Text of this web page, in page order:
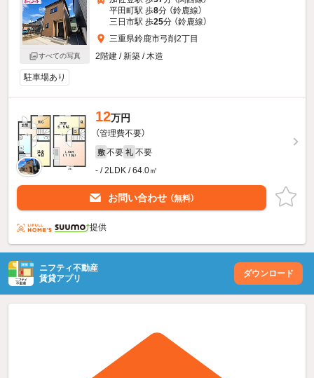
すべての写真
平田町駅 歩8分 （鈴鹿線）
三日市駅 歩25分 （鈴鹿線）
三重県鈴鹿市弓削2丁目
2階建 / 新築 / 木造
駐車場あり
12万円
（管理費不要）
敷 不要 礼 不要
- / 2LDK / 64.0㎡
お問い合わせ （無料）
提供
ニフティ不動産
賃貸アプリ
ダウンロード